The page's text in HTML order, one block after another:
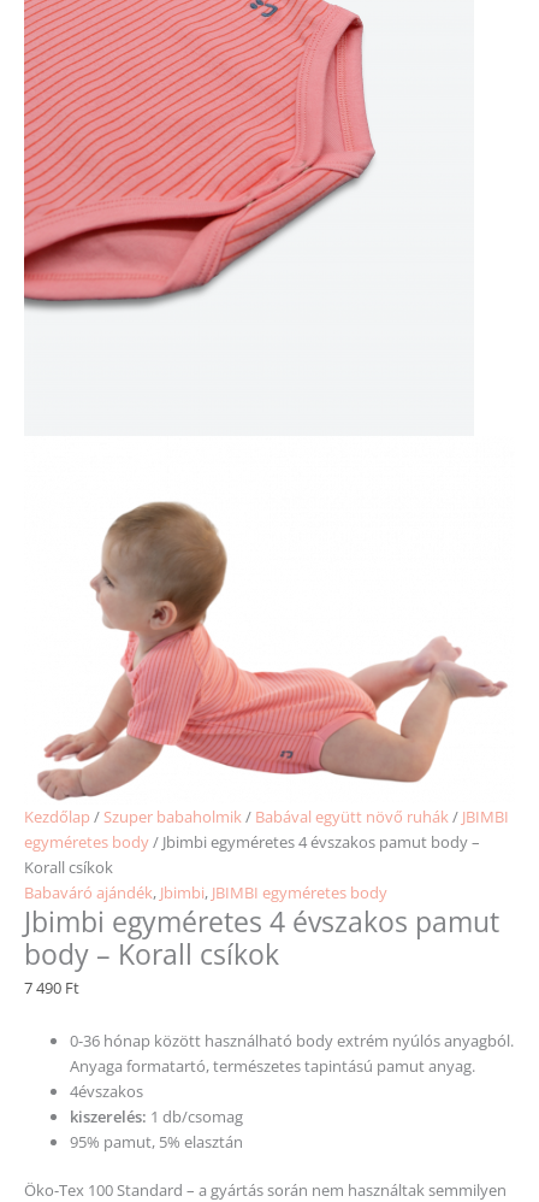
Kezdőlap / Szuper babaholmik/ Babával együtt növő ruhák/ JBIMBI
egyméretes body/ Jbimbi egyméretes 4 évszakos pamut body –
Korall csíkok
Babaváró ajándék, Jbimbi, JBIMBI egyméretes body
Jbimbi egyméretes 4 évszakos pamut
body – Korall csíkok
7 490 Ft
0-36 hónap között használható body extrém nyúlós anyagból.
Anyaga formatartó, természetes tapintású pamut anyag.
4évszakos
kiszerelés: 1 db/csomag
95% pamut, 5% elasztán
Öko-Tex 100 Standard – a gyártás során nem használtak semmilyen